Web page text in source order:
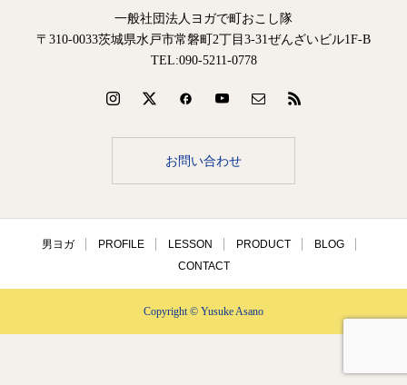
一般社団法人ヨガで町おこし隊
〒310-0033茨城県水戸市常磐町2丁目3-31ぜんざいビル1F-B
TEL:090-5211-0778
お問い合わせ
男ヨガ PROFILE LESSON PRODUCT
BLOG
CONTACT
Copyright © Yusuke Asano
TEL